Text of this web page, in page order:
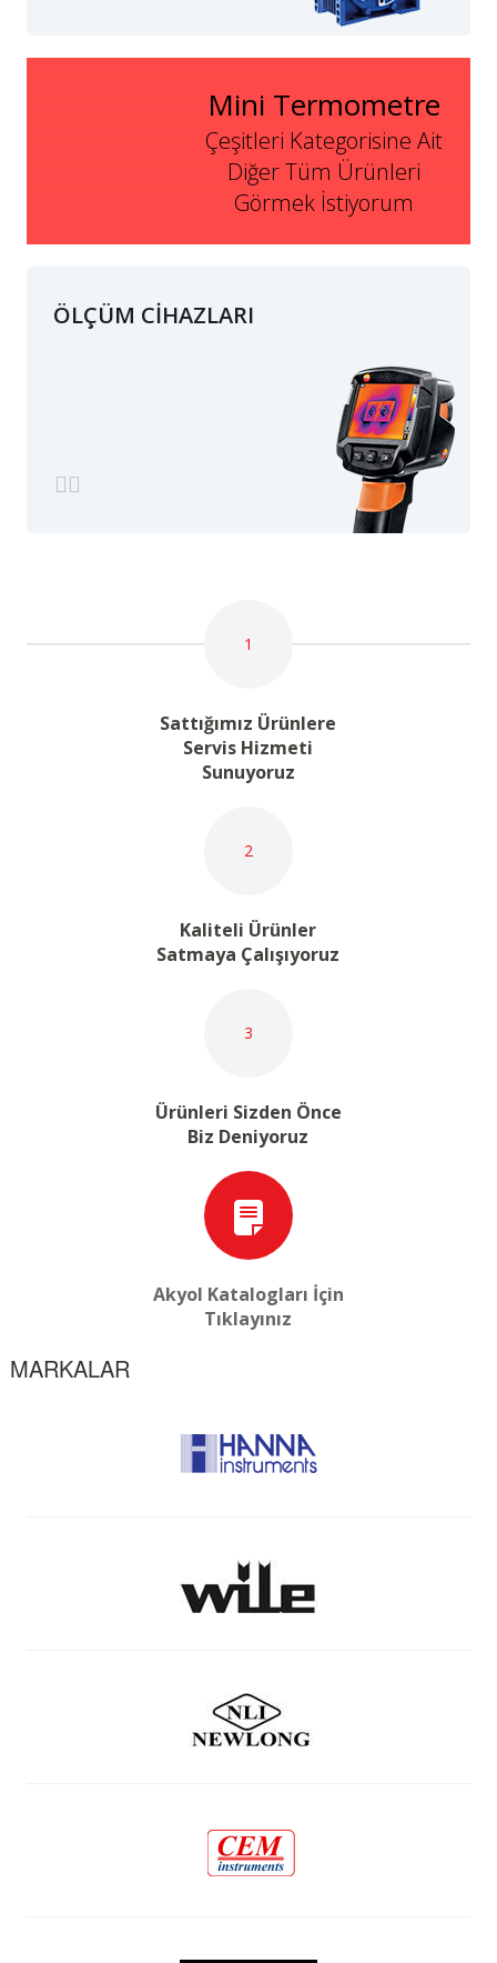
Mini Termometre
Çeşitleri Kategorisine Ait
Diğer Tüm Ürünleri
Görmek İstiyorum
ÖLÇÜM CİHAZLARI
1
Sattığımız Ürünlere
Servis Hizmeti
Sunuyoruz
2
Kaliteli Ürünler
Satmaya Çalışıyoruz
3
Ürünleri Sizden Önce
Biz Deniyoruz
Akyol Katalogları İçin
Tıklayınız
MARKALAR